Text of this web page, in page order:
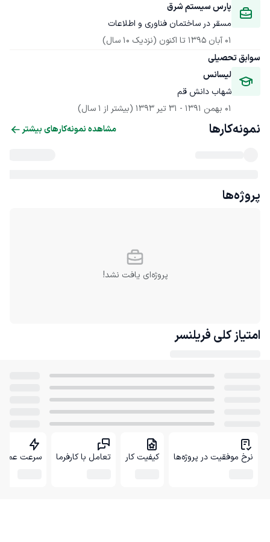
پارس سیستم شرق
مسقر در ساختمان فناوری و اطلاعات
01 آبان 1395
تا اکنون (نزدیک 10 سال)
سوابق تحصیلی
لیسانس
شهاب دانش قم
01 بهمن 1391
- 31 تیر 1393 (بیشتر از 1 سال)
نمونه‌کارها مشاهده نمونه‌کارهای بیشتر
پروژه‌ها
پروژه‌ای یافت نشد!
امتیاز کلی فریلنسر
نرخ موفقیت در پروژه‌ها کیفیت کار تعامل با کارفرما سرعت عمل